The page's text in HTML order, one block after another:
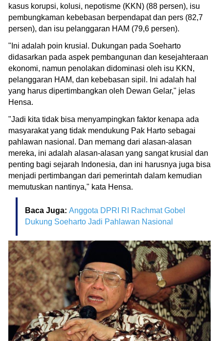
kasus korupsi, kolusi, nepotisme (KKN) (88 persen), isu
pembungkaman kebebasan berpendapat dan pers (82,7
persen), dan isu pelanggaran HAM (79,6 persen).
"Ini adalah poin krusial. Dukungan pada Soeharto
didasarkan pada aspek pembangunan dan kesejahteraan
ekonomi, namun penolakan didominasi oleh isu KKN,
pelanggaran HAM, dan kebebasan sipil. Ini adalah hal
yang harus dipertimbangkan oleh Dewan Gelar," jelas
Hensa.
"Jadi kita tidak bisa menyampingkan faktor kenapa ada
masyarakat yang tidak mendukung Pak Harto sebagai
pahlawan nasional. Dan memang dari alasan-alasan
mereka, ini adalah alasan-alasan yang sangat krusial dan
penting bagi sejarah Indonesia, dan ini harusnya juga bisa
menjadi pertimbangan dari pemerintah dalam kemudian
memutuskan nantinya," kata Hensa.
Baca Juga: Anggota DPRI RI Rachmat Gobel
Dukung Soeharto Jadi Pahlawan Nasional